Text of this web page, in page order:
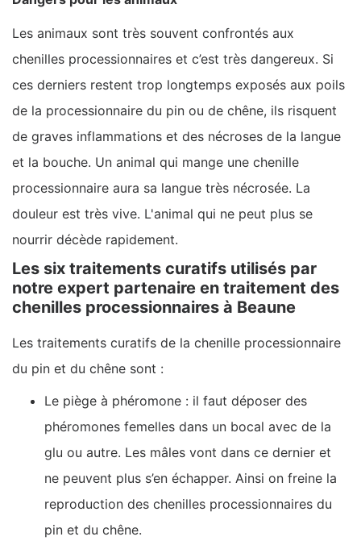
Les animaux sont très souvent confrontés aux
chenilles processionnaires et c’est très dangereux. Si
ces derniers restent trop longtemps exposés aux poils
de la processionnaire du pin ou de chêne, ils risquent
de graves inflammations et des nécroses de la langue
et la bouche. Un animal qui mange une chenille
processionnaire aura sa langue très nécrosée. La
douleur est très vive. L'animal qui ne peut plus se
nourrir décède rapidement.
Les six traitements curatifs utilisés par
notre expert partenaire en traitement des
chenilles processionnaires à Beaune
Les traitements curatifs de la chenille processionnaire
du pin et du chêne sont :
Le piège à phéromone : il faut déposer des
phéromones femelles dans un bocal avec de la
glu ou autre. Les mâles vont dans ce dernier et
ne peuvent plus s’en échapper. Ainsi on freine la
reproduction des chenilles processionnaires du
pin et du chêne.